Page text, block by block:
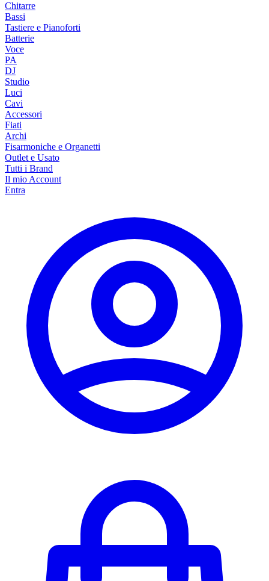
Chitarre
Bassi
Tastiere e Pianoforti
Batterie
Voce
PA
DJ
Studio
Luci
Cavi
Accessori
Fiati
Archi
Fisarmoniche e Organetti
Outlet e Usato
Tutti i Brand
Il mio Account
Entra